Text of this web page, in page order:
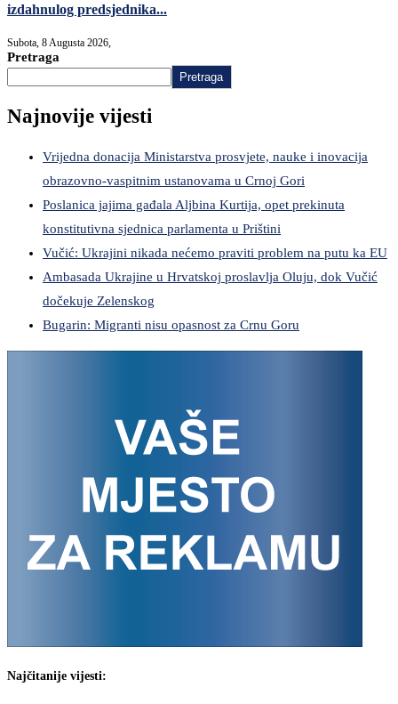
izdahnulog predsjednika...
Subota, 8 Augusta 2026,
Pretraga
Pretraga
Najnovije vijesti
Vrijedna donacija Ministarstva prosvjete, nauke i inovacija
obrazovno-vaspitnim ustanovama u Crnoj Gori
Poslanica jajima gađala Aljbina Kurtija, opet prekinuta
konstitutivna sjednica parlamenta u Prištini
Vučić: Ukrajini nikada nećemo praviti problem na putu ka EU
Ambasada Ukrajine u Hrvatskoj proslavlja Oluju, dok Vučić
dočekuje Zelenskog
Bugarin: Migranti nisu opasnost za Crnu Goru
Najčitanije vijesti: